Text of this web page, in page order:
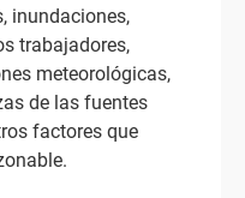
inundaciones,
trabajadores,
meteorológicas,
de las fuentes
factores que